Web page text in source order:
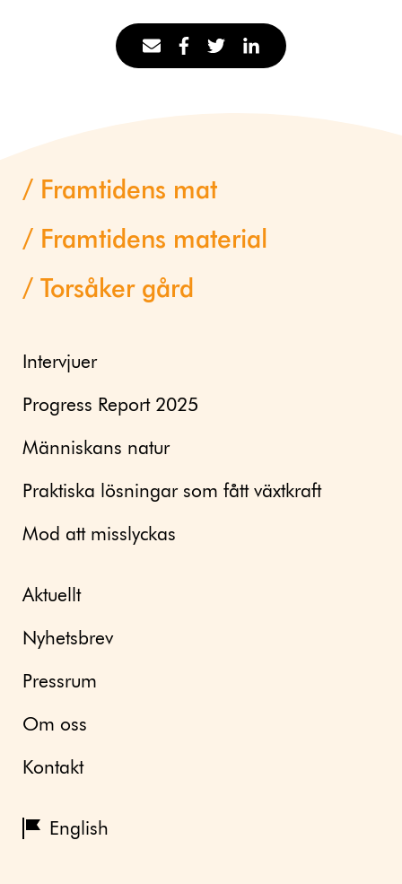
Framtidens mat
Framtidens material
Torsåker gård
Intervjuer
Progress Report 2025
Människans natur
Praktiska lösningar som fått växtkraft
Mod att misslyckas
Aktuellt
Nyhetsbrev
Pressrum
Om oss
Kontakt
English